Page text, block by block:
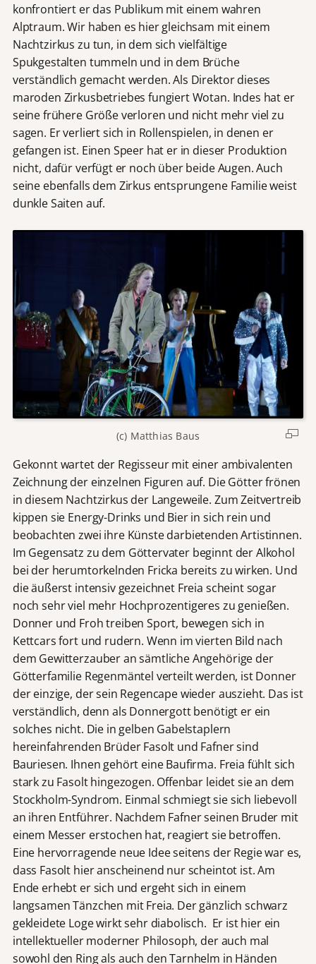
konfrontiert er das Publikum mit einem wahren
Alptraum. Wir haben es hier gleichsam mit einem
Nachtzirkus zu tun, in dem sich vielfältige
Spukgestalten tummeln und in dem Brüche
verständlich gemacht werden. Als Direktor dieses
maroden Zirkusbetriebes fungiert Wotan. Indes hat er
seine frühere Größe verloren und nicht mehr viel zu
sagen. Er verliert sich in Rollenspielen, in denen er
gefangen ist. Einen Speer hat er in dieser Produktion
nicht, dafür verfügt er noch über beide Augen. Auch
seine ebenfalls dem Zirkus entsprungene Familie weist
dunkle Saiten auf.
(c) Matthias Baus
Gekonnt wartet der Regisseur mit einer ambivalenten
Zeichnung der einzelnen Figuren auf. Die Götter frönen
in diesem Nachtzirkus der Langeweile. Zum Zeitvertreib
kippen sie Energy-Drinks und Bier in sich rein und
beobachten zwei ihre Künste darbietenden Artistinnen.
Im Gegensatz zu dem Göttervater beginnt der Alkohol
bei der herumtorkelnden Fricka bereits zu wirken. Und
die äußerst intensiv gezeichnet Freia scheint sogar
noch sehr viel mehr Hochprozentigeres zu genießen.
Donner und Froh treiben Sport, bewegen sich in
Kettcars fort und rudern. Wenn im vierten Bild nach
dem Gewitterzauber an sämtliche Angehörige der
Götterfamilie Regenmäntel verteilt werden, ist Donner
der einzige, der sein Regencape wieder auszieht. Das ist
verständlich, denn als Donnergott benötigt er ein
solches nicht. Die in gelben Gabelstaplern
hereinfahrenden Brüder Fasolt und Fafner sind
Bauriesen. Ihnen gehört eine Baufirma. Freia fühlt sich
stark zu Fasolt hingezogen. Offenbar leidet sie an dem
Stockholm-Syndrom. Einmal schmiegt sie sich liebevoll
an ihren Entführer. Nachdem Fafner seinen Bruder mit
einem Messer erstochen hat, reagiert sie betroffen.
Eine hervorragende neue Idee seitens der Regie war es,
dass Fasolt hier anscheinend nur scheintot ist. Am
Ende erhebt er sich und ergeht sich in einem
langsamen Tänzchen mit Freia. Der gänzlich schwarz
gekleidete Loge wirkt sehr diabolisch. Er ist hier ein
intellektueller moderner Philosoph, der auch mal
sowohl den Ring als auch den Tarnhelm in Händen